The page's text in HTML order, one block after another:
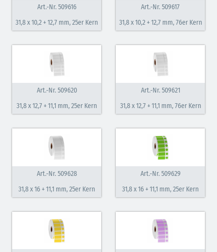
Art.-Nr. 509616
31,8 x 10,2 + 12,7 mm, 25er Kern
Art.-Nr. 509617
31,8 x 10,2 + 12,7 mm, 76er Kern
Art.-Nr. 509620
31,8 x 12,7 + 11,1 mm, 25er Kern
Art.-Nr. 509621
31,8 x 12,7 + 11,1 mm, 76er Kern
Art.-Nr. 509628
31,8 x 16 + 11,1 mm, 25er Kern
Art.-Nr. 509629
31,8 x 16 + 11,1 mm, 25er Kern